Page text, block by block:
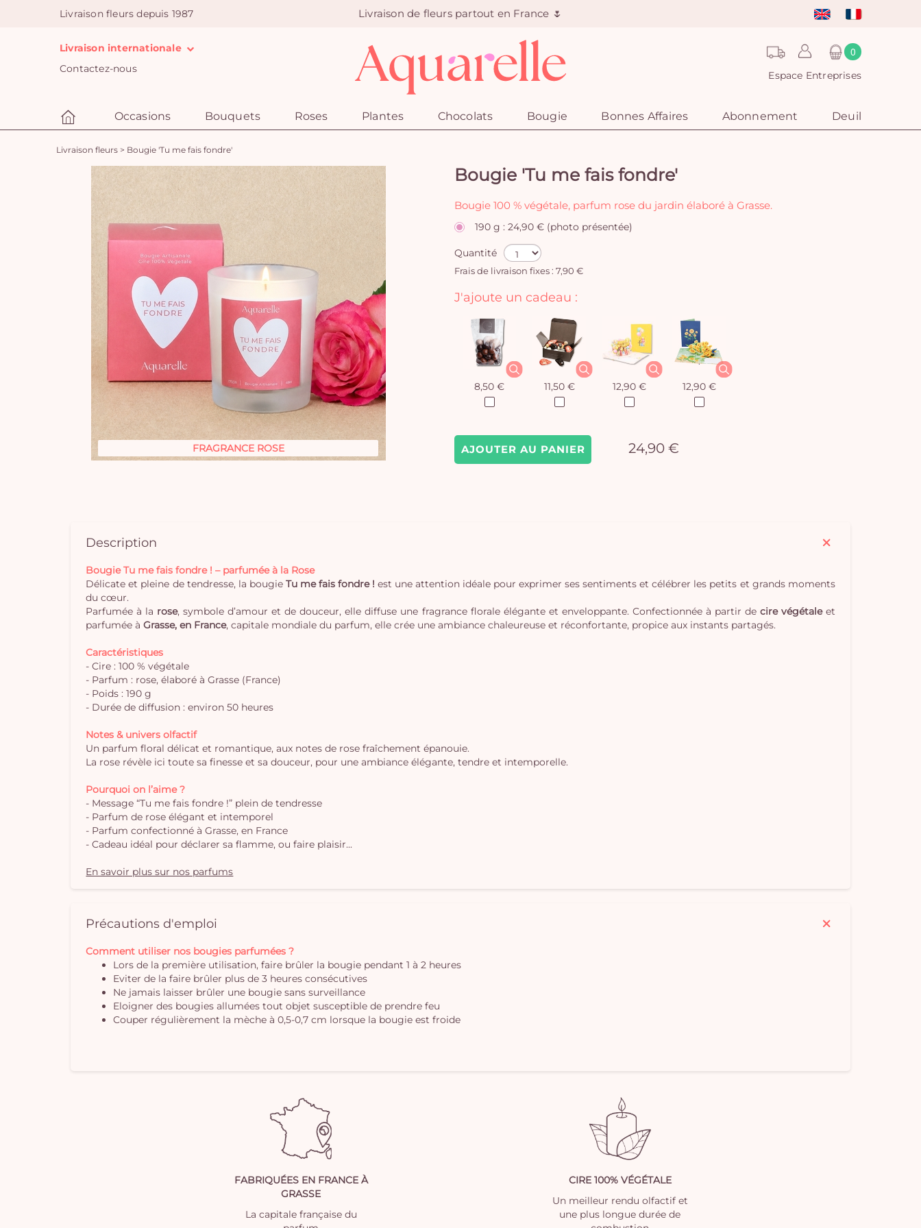
Livraison fleurs depuis 1987 Livraison de fleurs partout en France 🌷
Livraison internationale
Contactez-nous
0
Espace Entreprises
Occasions Bouquets Roses Plantes Chocolats Bougie Bonnes Affaires Abonnement Deuil
Livraison fleurs > Bougie 'Tu me fais fondre'
FRAGRANCE ROSE
Bougie 'Tu me fais fondre'
Bougie 100 % végétale, parfum rose du jardin élaboré à Grasse.
190 g : 24,90 € (photo présentée)
Quantité
Frais de livraison fixes : 7,90 €
AJOUTER AU PANIER 24,90 €
J'ajoute un cadeau :
8,50 € 11,50 € 12,90 € 12,90 €
Description
Bougie Tu me fais fondre ! – parfumée à la Rose
Délicate et pleine de tendresse, la bougie Tu me fais fondre ! est une attention idéale pour exprimer ses sentiments et célébrer les petits et grands moments
du cœur.
Parfumée à la rose, symbole d’amour et de douceur, elle diffuse une fragrance florale élégante et enveloppante. Confectionnée à partir de cire végétaleet
parfumée àGrasse, en France, capitale mondiale du parfum, elle crée une ambiance chaleureuse et réconfortante, propice aux instants partagés.
Caractéristiques
- Cire : 100 % végétale
- Parfum : rose, élaboré à Grasse (France)
- Poids : 190 g
- Durée de diffusion : environ 50 heures
Notes & univers olfactif
Un parfum floral délicat et romantique, aux notes de rose fraîchement épanouie.
La rose révèle ici toute sa finesse et sa douceur, pour une ambiance élégante, tendre et intemporelle.
Pourquoi on l’aime ?
- Message “Tu me fais fondre !” plein de tendresse
- Parfum de rose élégant et intemporel
- Parfum confectionné à Grasse, en France
- Cadeau idéal pour déclarer sa flamme, ou faire plaisir...
En savoir plus sur nos parfums
Précautions d'emploi
Comment utiliser nos bougies parfumées ?
Lors de la première utilisation, faire brûler la bougie pendant 1 à 2 heures
Eviter de la faire brûler plus de 3 heures consécutives
Ne jamais laisser brûler une bougie sans surveillance
Eloigner des bougies allumées tout objet susceptible de prendre feu
Couper régulièrement la mèche à 0,5-0,7 cm lorsque la bougie est froide
FABRIQUÉES EN FRANCE À
GRASSE
La capitale française du
CIRE 100% VÉGÉTALE
Un meilleur rendu olfactif et
une plus longue durée de